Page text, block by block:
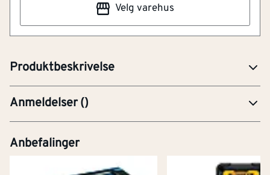
Velg varehus
Produktbeskrivelse
verktøy som passer godt for både profesjonelle
håndverkere og hjemmefiksere. Deler av teksten er
KI-generert. Feil kan forekomme
Anmeldelser()
Anbefalinger